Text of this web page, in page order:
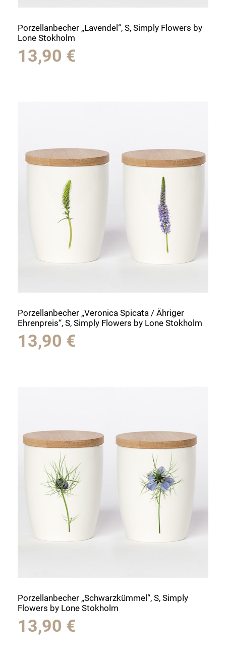
Porzellanbecher „Lavendel“, S, Simply Flowers by
Lone Stokholm
13,90 €
Porzellanbecher „Veronica Spicata / Ähriger
Ehrenpreis“, S, Simply Flowers by Lone Stokholm
13,90 €
Porzellanbecher „Schwarzkümmel“, S, Simply
Flowers by Lone Stokholm
13,90 €